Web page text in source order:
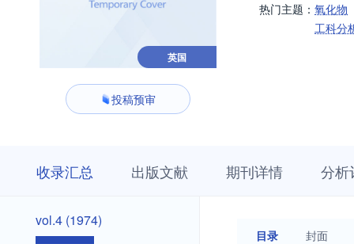
英国
投稿预审
热门主题： 氧化物
工科分
收录汇总 出版文献 期刊详情 分析
vol.4
(1974)
vol.4 (1974)
目录 封面